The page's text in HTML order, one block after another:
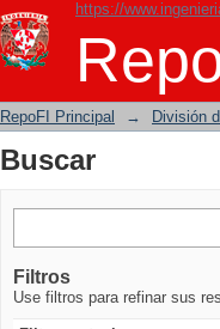
https://
Buscar
RepoFI Principal → División
Buscar
Filtros
Use filtros para refinar sus